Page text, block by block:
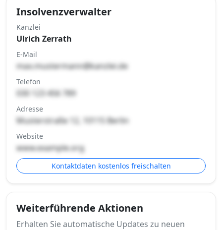
Insolvenzverwalter
Kanzlei
Ulrich Zerrath
E-Mail
max.mustermann@kanzlei.de
Telefon
030 123 456 789
Adresse
Musterstraße 12, 10115 Berlin
Website
www.example.org
Kontaktdaten kostenlos freischalten
Weiterführende Aktionen
Erhalten Sie automatische Updates zu neuen